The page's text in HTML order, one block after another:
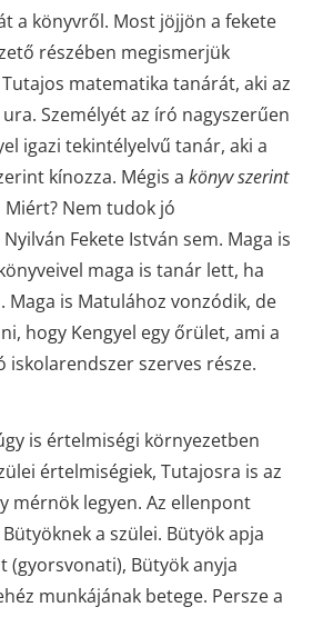
a könyvről. Most jöjjön a fekete
részében megismerjük
matematika tanárát, aki az
Személyét az író nagyszerűen
igazi tekintélyelvű tanár, aki a
kínozza. Mégis a könyv szerint
Miért? Nem tudok jó
Fekete István sem. Maga is
maga is tanár lett, ha
is Matulához vonzódik, de
hogy Kengyel egy őrület, ami a
iskolarendszer szerves része.
is értelmiségi környezetben
értelmiségiek, Tutajosra is az
mérnök legyen. Az ellenpont
a szülei. Bütyök apja
(gyorsvonati), Bütyök anyja
munkájának betege. Persze a